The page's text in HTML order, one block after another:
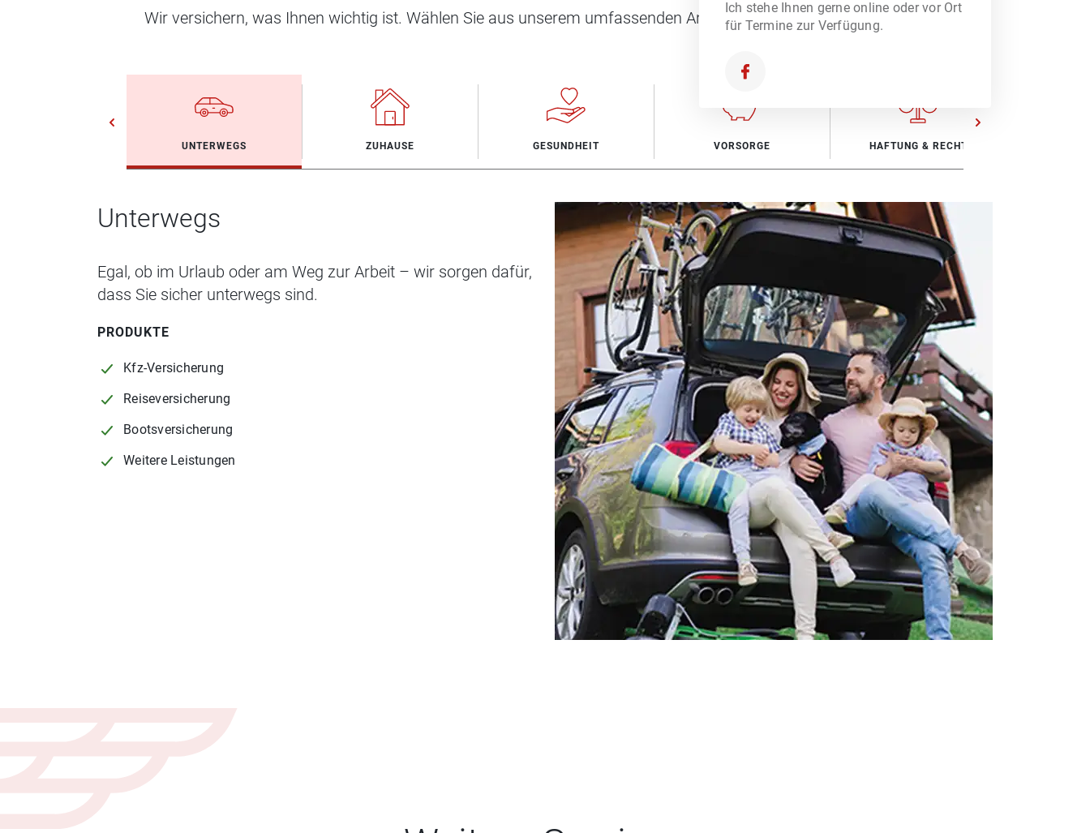
Ich stehe Ihnen gerne online oder vor Ort
für Termine zur Verfügung.
Wir versichern, was Ihnen wichtig ist. Wählen Sie aus unserem umfassenden Angebot an Versicherungsleistungen.
UNTERWEGS ZUHAUSE GESUNDHEIT VORSORGE HAFTUNG & RECHT
Unterwegs
Egal, ob im Urlaub oder am Weg zur Arbeit – wir sorgen dafür,
dass Sie sicher unterwegs sind.
PRODUKTE
Kfz-Versicherung
Reiseversicherung
Bootsversicherung
Weitere Leistungen